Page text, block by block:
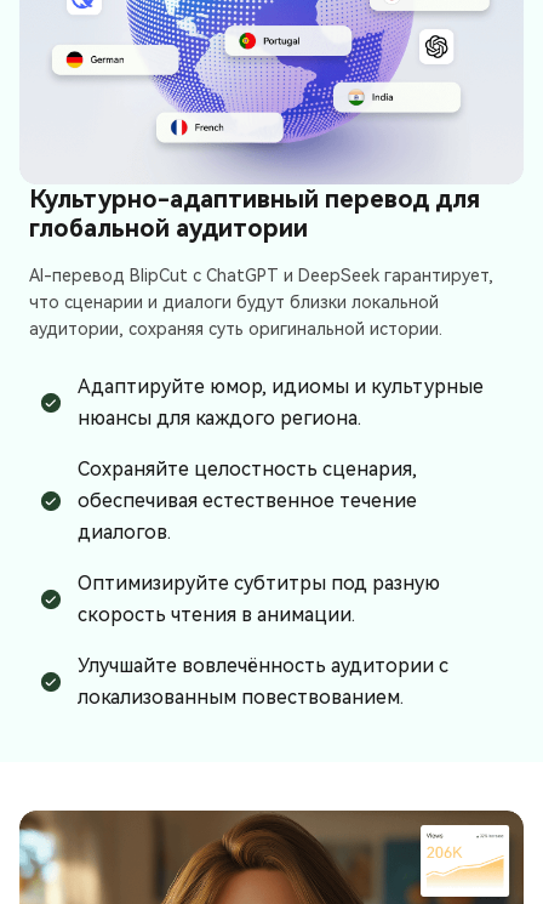
Культурно-адаптивный перевод для
глобальной аудитории
AI-перевод BlipCut с ChatGPT и DeepSeek гарантирует,
что сценарии и диалоги будут близки локальной
аудитории, сохраняя суть оригинальной истории.
Адаптируйте юмор, идиомы и культурные
нюансы для каждого региона.
Сохраняйте целостность сценария,
обеспечивая естественное течение
диалогов.
Оптимизируйте субтитры под разную
скорость чтения в анимации.
Улучшайте вовлечённость аудитории с
локализованным повествованием.